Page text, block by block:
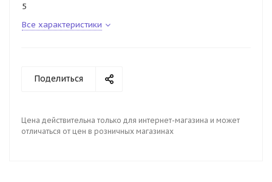
5
Все характеристики
Поделиться
Цена действительна только для интернет-магазина и может
отличаться от цен в розничных магазинах